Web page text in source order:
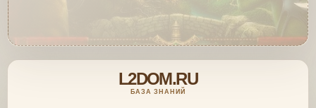
L2DOM.RU
БАЗА ЗНАНИЙ